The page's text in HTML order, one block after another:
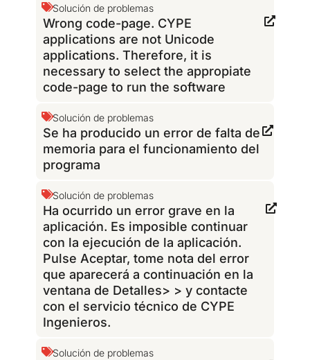
Solución de problemas
Wrong code-page. CYPE
applications are not Unicode
applications. Therefore, it is
necessary to select the appropiate
code-page to run the software
Solución de problemas
Se ha producido un error de falta de
memoria para el funcionamiento del
programa
Solución de problemas
Ha ocurrido un error grave en la
aplicación. Es imposible continuar
con la ejecución de la aplicación.
Pulse Aceptar, tome nota del error
que aparecerá a continuación en la
ventana de Detalles> > y contacte
con el servicio técnico de CYPE
Ingenieros.
Solución de problemas